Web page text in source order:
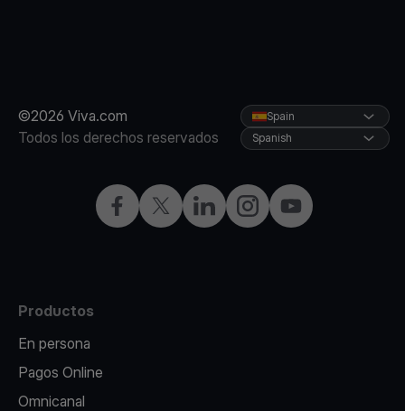
©2026 Viva.com
Todos los derechos reservados
Facebook
X LinkedInInstagramYouTube
Spain
Spanish
Productos
En persona
Pagos Online
Omnicanal